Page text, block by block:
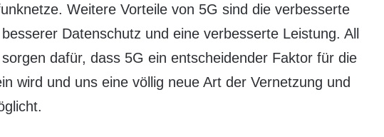
Weitere Vorteile von 5G sind die verbesserte
Datenschutz und eine verbesserte Leistung. All
dafür, dass 5G ein entscheidender Faktor für die
wird und uns eine völlig neue Art der Vernetzung und